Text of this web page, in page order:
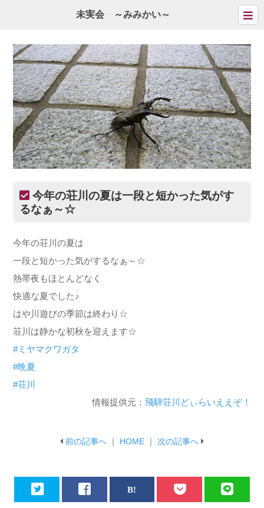
未実会 ～みみかい～
今年の荘川の夏は一段と短かった気がす
るなぁ～☆
今年の荘川の夏は
一段と短かった気がするなぁ～☆
熱帯夜もほとんどなく
快適な夏でした♪
はや川遊びの季節は終わり☆
荘川は静かな初秋を迎えます☆
#ミヤマクワガタ
#晩夏
#荘川
情報提供元： 飛騨荘川どぃらいええぞ！
前の記事へ ｜ HOME ｜ 次の記事へ